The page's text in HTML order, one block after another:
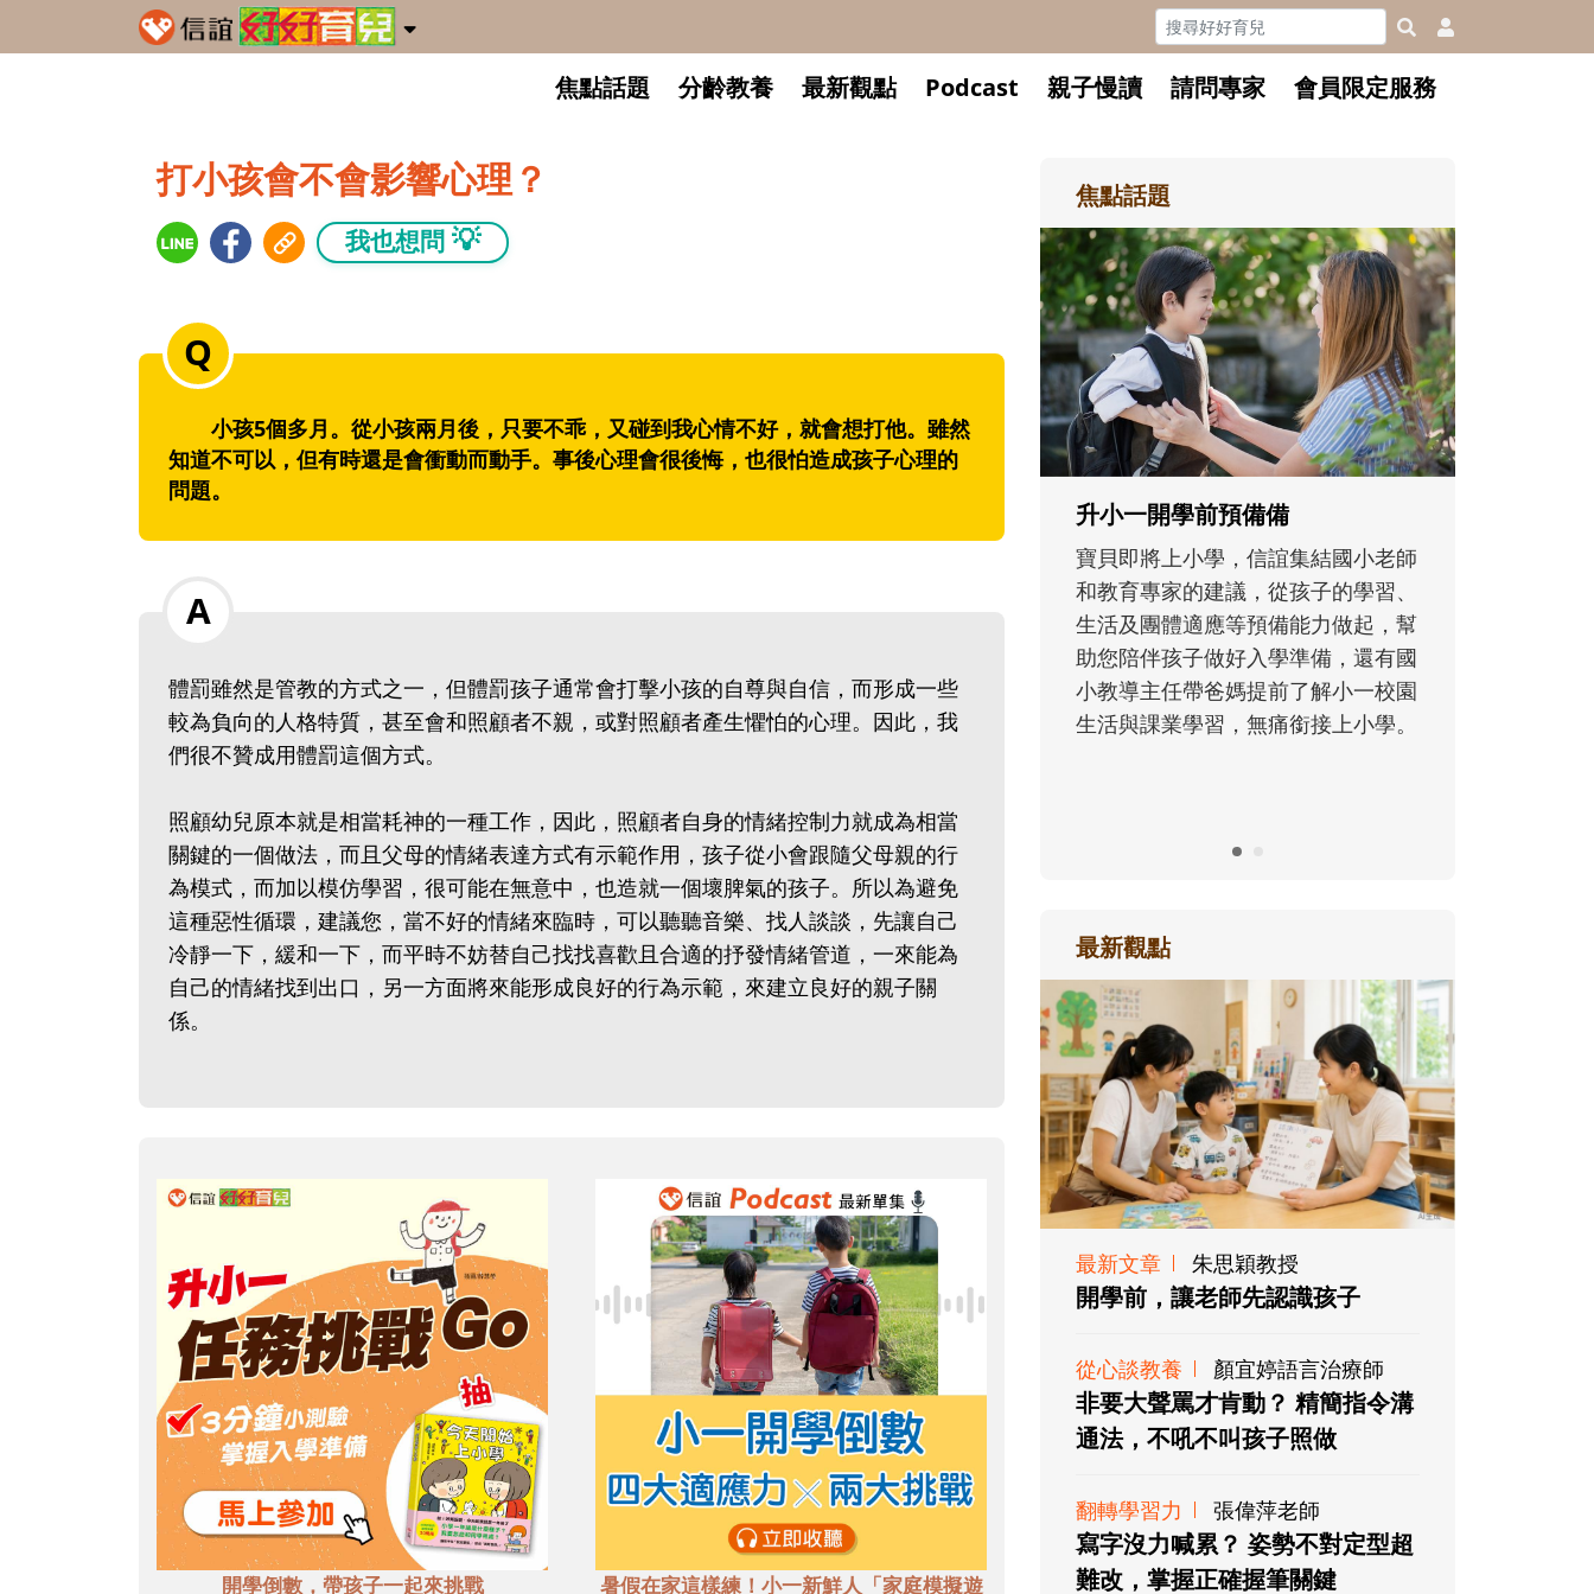
焦點話題 分齡教養 最新觀點 Podcast 親子慢讀 請問專家 會員限定服務
打小孩會不會影響心理？
我也想問 💡
小孩5個多月。從小孩兩月後，只要不乖，又碰到我心情不好，就會想打他。雖然
知道不可以，但有時還是會衝動而動手。事後心理會很後悔，也很怕造成孩子心理的
問題。
體罰雖然是管教的方式之一，但體罰孩子通常會打擊小孩的自尊與自信，而形成一些
較為負向的人格特質，甚至會和照顧者不親，或對照顧者產生懼怕的心理。因此，我
們很不贊成用體罰這個方式。
照顧幼兒原本就是相當耗神的一種工作，因此，照顧者自身的情緒控制力就成為相當
關鍵的一個做法，而且父母的情緒表達方式有示範作用，孩子從小會跟隨父母親的行
為模式，而加以模仿學習，很可能在無意中，也造就一個壞脾氣的孩子。所以為避免
這種惡性循環，建議您，當不好的情緒來臨時，可以聽聽音樂、找人談談，先讓自己
冷靜一下，緩和一下，而平時不妨替自己找找喜歡且合適的抒發情緒管道，一來能為
自己的情緒找到出口，另一方面將來能形成良好的行為示範，來建立良好的親子關
係。
開學倒數，帶孩子一起來挑戰 暑假在家這樣練！小一新鮮人「家庭模擬遊
焦點話題
小教導主任帶爸媽提前了解小一校園
生活與課業學習，無痛銜接上小學。
和孩子一起長大的那個男人│讀
懂父親的不同模樣
沒有人天生就擅長當爸爸！男人總是
在一次次「前所未有」的體驗中，跟
著孩子一起長大。從給予安全感的肢
體遊戲，到獨立自主、角色認同及解
決問題的能力養成。爸爸正嘗試用不
同的模樣，參與孩子每個重要的成長
歷程。
最新觀點
最新文章 朱思穎教授
開學前，讓老師先認識孩子
從心談教養 顏宜婷語言治療師
非要大聲罵才肯動？ 精簡指令溝
通法，不吼不叫孩子照做
翻轉學習力 張偉萍老師
寫字沒力喊累？ 姿勢不對定型超
難改，掌握正確握筆關鍵